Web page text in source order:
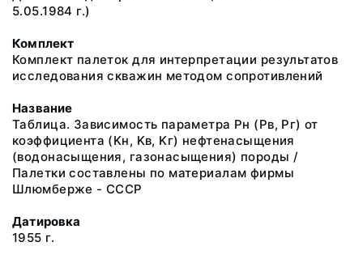
5.05.1984 г.)
Комплект
Комплект палеток для интерпретации результатов
исследования скважин методом сопротивлений
Название
Таблица. Зависимость параметра Pн (Pв, Pг) от
коэффициента (Kн, Kв, Kг) нефтенасыщения
(водонасыщения, газонасыщения) породы /
Палетки составлены по материалам фирмы
Шлюмберже - СССР
Датировка
1955 г.